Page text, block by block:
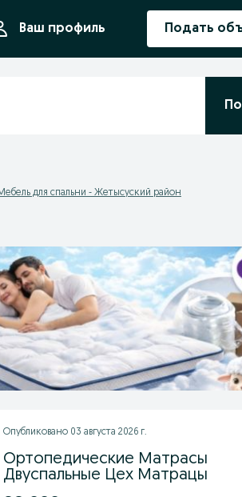
Ваш профиль Подать
для спальни - Жетысуский район
Опубликовано 03 августа 2026 г.
Ортопедические Матрасы
Двуспальные Цех Матрацы